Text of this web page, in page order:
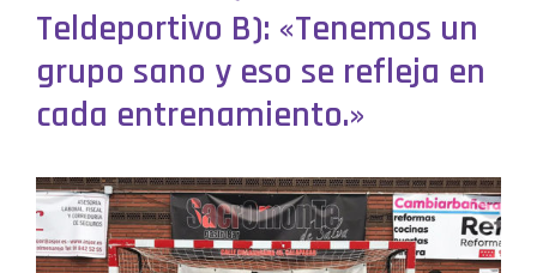
Teldeportivo B): «Tenemos un
grupo sano y eso se refleja en
cada entrenamiento.»